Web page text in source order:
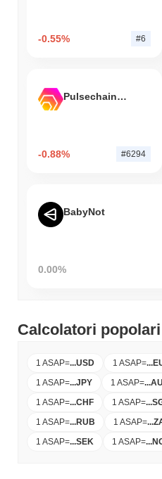
-0.55% #6
Pulsechain Bridged HEX (Pulsechain)
-0.88% #6294
BabyNot
0.00%
Calcolatori popolari
1 ASAP=...USD 1 ASAP=...
1 ASAP=...JPY 1 ASAP=...
1 ASAP=...CHF 1 ASAP=...
1 ASAP=...RUB 1 ASAP=...
1 ASAP=...SEK 1 ASAP=...